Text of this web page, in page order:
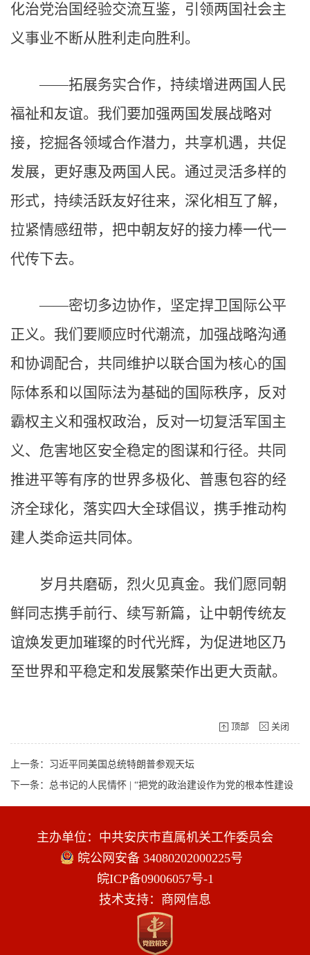
化治党治国经验交流互鉴，引领两国社会主
义事业不断从胜利走向胜利。
——拓展务实合作，持续增进两国人民
福祉和友谊。我们要加强两国发展战略对
接，挖掘各领域合作潜力，共享机遇，共促
发展，更好惠及两国人民。通过灵活多样的
形式，持续活跃友好往来，深化相互了解，
拉紧情感纽带，把中朝友好的接力棒一代一
代传下去。
——密切多边协作，坚定捍卫国际公平
正义。我们要顺应时代潮流，加强战略沟通
和协调配合，共同维护以联合国为核心的国
际体系和以国际法为基础的国际秩序，反对
霸权主义和强权政治，反对一切复活军国主
义、危害地区安全稳定的图谋和行径。共同
推进平等有序的世界多极化、普惠包容的经
济全球化，落实四大全球倡议，携手推动构
建人类命运共同体。
岁月共磨砺，烈火见真金。我们愿同朝
鲜同志携手前行、续写新篇，让中朝传统友
谊焕发更加璀璨的时代光辉，为促进地区乃
至世界和平稳定和发展繁荣作出更大贡献。
顶部 关闭
上一条：习近平同美国总统特朗普参观天坛
下一条：总书记的人民情怀 | “把党的政治建设作为党的根本性建设
主办单位：中共安庆市直属机关工作委员会
皖公网安备 34080202000225号
皖ICP备09006057号-1
技术支持：商网信息